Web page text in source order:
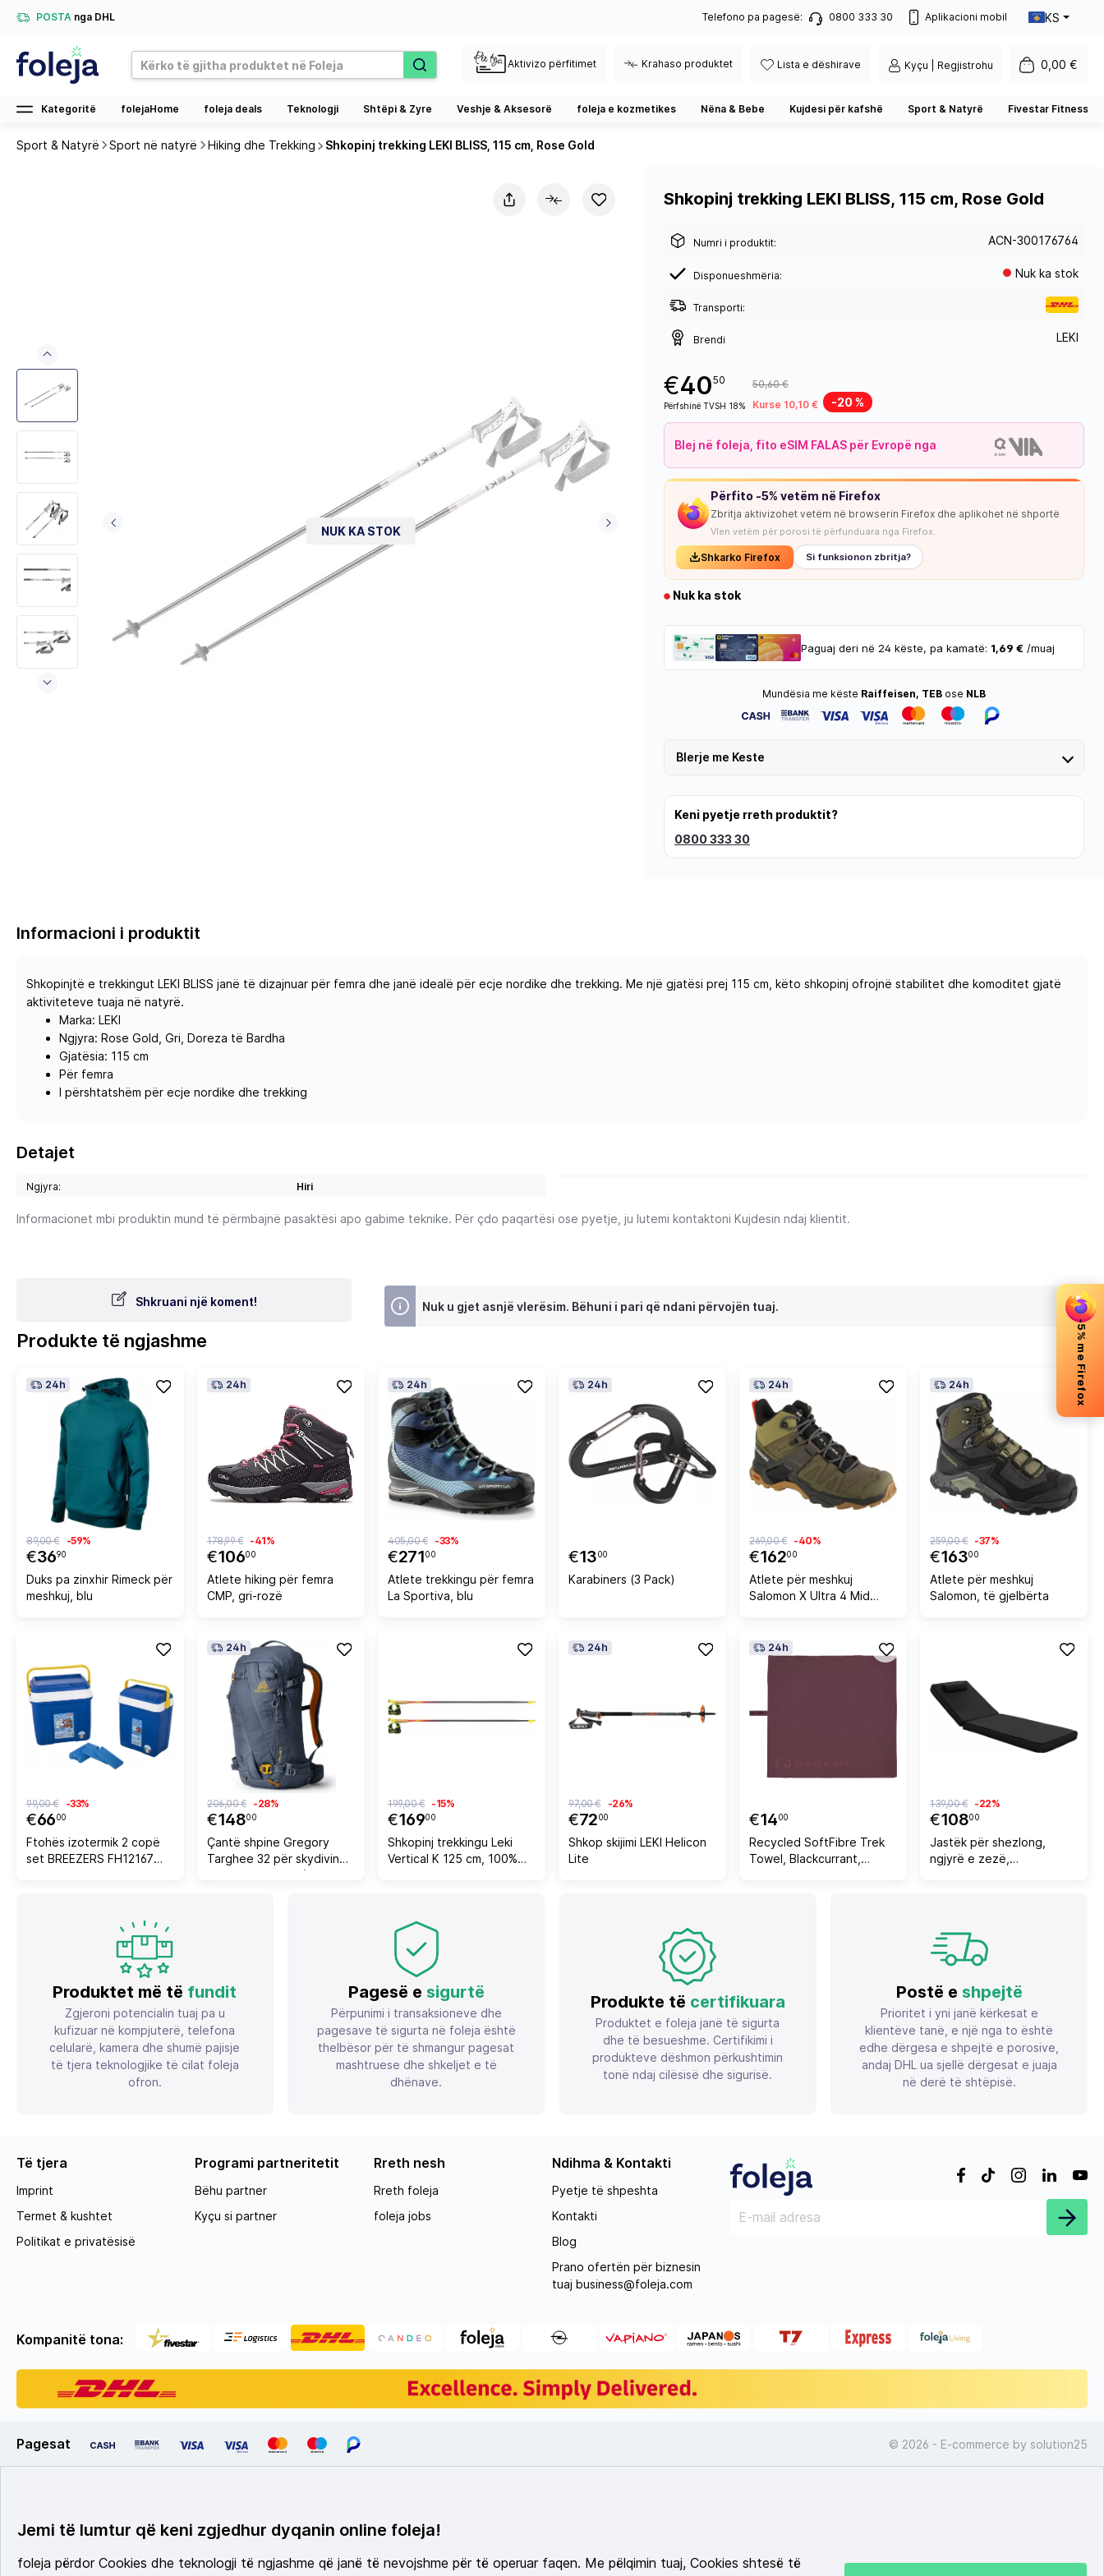
POSTA nga DHL Telefono pa pagesë: 0800 333 30 Aplikacioni mobil KS
Aktivizo përfitimet Krahaso produktet Lista e dëshirave Kyçu | Regjistrohu 0,00 €
Kategoritë folejaHome foleja deals Teknologji Shtëpi & Zyre Veshje & Aksesorë foleja e kozmetikes Nëna & Bebe Kujdesi për kafshë Sport & Natyrë Fivestar Fitness
Sport & Natyrë Sport në natyrë Hiking dhe Trekking Shkopinj trekking LEKI BLISS, 115 cm, Rose Gold
NUK KA STOK NUK KA STOK
Shkopinj trekking LEKI BLISS, 115 cm, Rose Gold
Numri i produktit: ACN-300176764
Disponueshmëria: Nuk ka stok
Transporti:
Brendi LEKI
€4050
Përfshinë TVSH 18%
50,60 €
Kurse 10,10 €
-20 %
Blej në foleja, fito eSIM FALAS për Evropë nga
Përfito -5% vetëm në Firefox
Zbritja aktivizohet vetëm në browserin Firefox dhe aplikohet në shportë
Vlen vetëm për porosi të përfunduara nga Firefox.
Shkarko Firefox Si funksionon zbritja?
Nuk ka stok
Paguaj deri në 24 këste, pa kamatë: 1,69 € /muaj
-5% me Firefox
Mundësia me këste Raiffeisen, TEB ose NLB
Blerje me Keste
Keni pyetje rreth produktit?
0800 333 30
Informacioni i produktit
Shkopinjtë e trekkingut LEKI BLISS janë të dizajnuar për femra dhe janë idealë për ecje nordike dhe trekking. Me një gjatësi prej 115 cm, këto shkopinj ofrojnë stabilitet dhe komoditet gjatë
aktiviteteve tuaja në natyrë.
Marka: LEKI
Ngjyra: Rose Gold, Gri, Doreza të Bardha
Gjatësia: 115 cm
Për femra
I përshtatshëm për ecje nordike dhe trekking
Detajet
Ngjyra: Hiri
Informacionet mbi produktin mund të përmbajnë pasaktësi apo gabime teknike. Për çdo paqartësi ose pyetje, ju lutemi kontaktoni Kujdesin ndaj klientit.
Shkruani një koment! Nuk u gjet asnjë vlerësim. Bëhuni i pari që ndani përvojën tuaj.
Produkte të ngjashme
24h
€3690
89,00 € -59%
Duks pa zinxhir Rimeck për
meshkuj, blu
24h
€10600
178,99 € -41%
Atlete hiking për femra
CMP, gri-rozë
24h
€27100
405,00 € -33%
Atlete trekkingu për femra
La Sportiva, blu
24h
€1300
Karabiners (3 Pack)
24h
€16200
269,00 € -40%
Atlete për meshkuj
Salomon X Ultra 4 Mid
24h
€16300
259,00 € -37%
Atlete për meshkuj
Salomon, të gjelbërta
€6600
99,00 € -33%
Ftohës izotermik 2 copë
set BREEZERS FH12167
24h
€14800
206,00 € -28%
Çantë shpine Gregory
Targhee 32 për skydiving,
Alaska, e kaltër (L)
€16900
199,00 € -15%
Shkopinj trekkingu Leki
Vertical K 125 cm, 100%
24h
€7200
97,00 € -26%
Shkop skijimi LEKI Helicon
Lite
24h
€1400
Recycled SoftFibre Trek
Towel, Blackcurrant,
€10800
139,00 € -22%
Jastëk për shezlong,
ngjyrë e zezë,
Produktet më të fundit
Zgjeroni potencialin tuaj pa u
kufizuar në kompjuterë, telefona
celularë, kamera dhe shumë pajisje
të tjera teknologjike të cilat foleja
ofron.
Pagesë e sigurtë
Përpunimi i transaksioneve dhe
pagesave të sigurta në foleja është
thelbësor për të shmangur pagesat
mashtruese dhe shkeljet e të
dhënave.
Produkte të certifikuara
Produktet e foleja janë të sigurta
dhe të besueshme. Certifikimi i
produkteve dëshmon përkushtimin
tonë ndaj cilësisë dhe sigurisë.
Postë e shpejtë
Prioritet i yni janë kërkesat e
klientëve tanë, e një nga to është
edhe dërgesa e shpejtë e porosive,
andaj DHL ua sjellë dërgesat e juaja
në derë të shtëpisë.
Të tjera
Imprint
Termet & kushtet
Politikat e privatësisë
Programi partneritetit
Bëhu partner
Kyçu si partner
Rreth nesh
Rreth foleja
foleja jobs
Ndihma & Kontakti
Pyetje të shpeshta
Kontakti
Blog
Prano ofertën për biznesin
tuaj business@foleja.com
Kompanitë tona:
Pagesat © 2026 - E-commerce by solution25
Jemi të lumtur që keni zgjedhur dyqanin online foleja!
foleja përdor Cookies dhe teknologji të ngjashme që janë të nevojshme për të operuar faqen. Me pëlqimin tuaj, Cookies shtesë të